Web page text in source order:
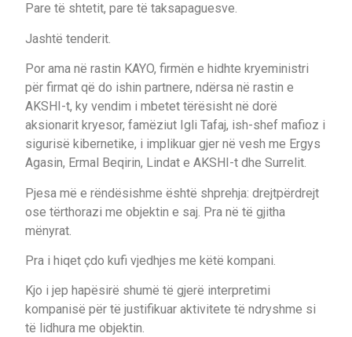
Pare të shtetit, pare të taksapaguesve.
Jashtë tenderit.
Por ama në rastin KAYO, firmën e hidhte kryeministri
për firmat që do ishin partnere, ndërsa në rastin e
AKSHI-t, ky vendim i mbetet tërësisht në dorë
aksionarit kryesor, famëziut Igli Tafaj, ish-shef mafioz i
sigurisë kibernetike, i implikuar gjer në vesh me Ergys
Agasin, Ermal Beqirin, Lindat e AKSHI-t dhe Surrelit.
Pjesa më e rëndësishme është shprehja: drejtpërdrejt
ose tërthorazi me objektin e saj. Pra në të gjitha
mënyrat.
Pra i hiqet çdo kufi vjedhjes me këtë kompani.
Kjo i jep hapësirë shumë të gjerë interpretimi
kompanisë për të justifikuar aktivitete të ndryshme si
të lidhura me objektin.